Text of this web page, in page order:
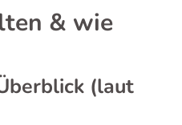
& wie
(laut